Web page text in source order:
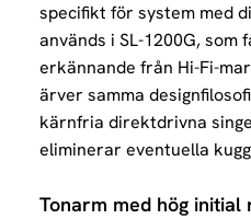
specifikt för system med
används i SL-1200G,
erkännande från Hi-Fi-
ärver samma
kärnfria direktdrivna
eliminerar eventuella
Tonarm med hög